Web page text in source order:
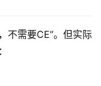
不需要CE”。但实际